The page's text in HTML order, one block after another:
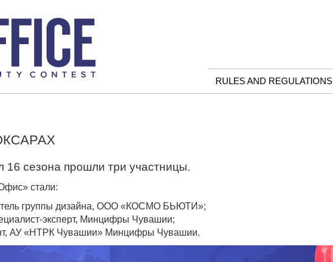
RULES AND REGULATIONS
16 сезона прошли три участницы.
стали:
группы дизайна, ООО «КОСМО БЬЮТИ»;
эксперт, Минцифры Чувашии;
АУ «НТРК Чувашии» Минцифры Чувашии.